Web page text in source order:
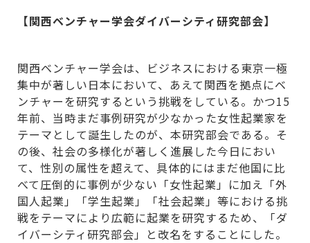
【関西ベンチャー学会ダイバーシティ研究部会】
関西ベンチャー学会は、ビジネスにおける東京一極
集中が著しい日本において、あえて関西を拠点にベ
ンチャーを研究するという挑戦をしている。かつ15
年前、当時まだ事例研究が少なかった女性起業家を
テーマとして誕生したのが、本研究部会である。そ
の後、社会の多様化が著しく進展した今日におい
て、性別の属性を超えて、具体的にはまだ他国に比
べて圧倒的に事例が少ない「女性起業」に加え「外
国人起業」「学生起業」「社会起業」等における挑
戦をテーマにより広範に起業を研究するため、「ダ
イバーシティ研究部会」と改名をすることにした。